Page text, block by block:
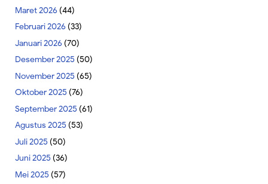
Maret 2026 (44)
Februari 2026 (33)
Januari 2026 (70)
Desember 2025 (50)
November 2025 (65)
Oktober 2025 (76)
September 2025 (61)
Agustus 2025 (53)
Juli 2025 (50)
Juni 2025 (36)
Mei 2025 (57)